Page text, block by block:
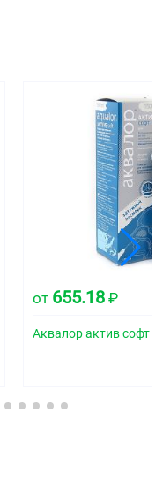
от 655.18 ₽
Аквалор актив софт